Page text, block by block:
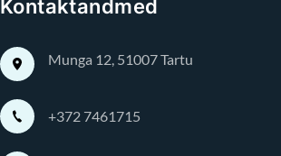
Kontaktandmed
Munga 12, 51007 Tartu
+372 7461715